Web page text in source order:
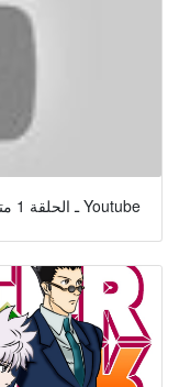
القناص Hunter X Hunter 2011 ـ الحلقة 1 مترجم عربي Youtube